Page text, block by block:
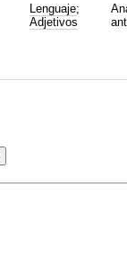
Lenguaje;
Adjetivos